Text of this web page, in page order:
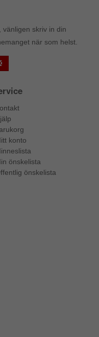
vänligen skriv in din
när som helst.
konto
önskelista
önskelista